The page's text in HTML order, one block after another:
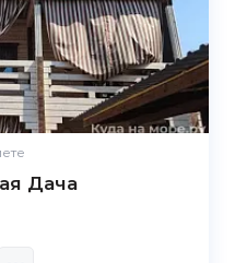
Дача